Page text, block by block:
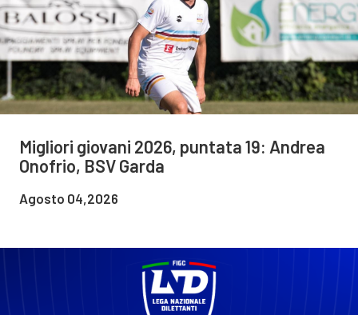
Migliori giovani 2026, puntata 19: Andrea
Onofrio, BSV Garda
Agosto 04,2026